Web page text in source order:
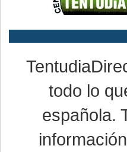
todo lo
española.